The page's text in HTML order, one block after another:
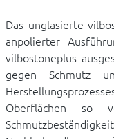
Das unglasierte
anpolierter
vilbostoneplus
gegen Schmutz
Oberflächen so